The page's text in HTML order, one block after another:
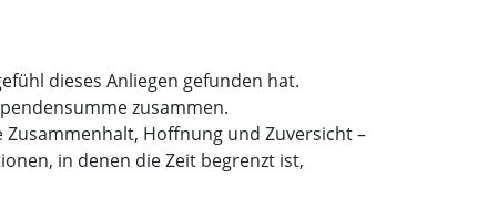
dieses Anliegen gefunden hat.
zusammen.
Zusammenhalt, Hoffnung und Zuversicht –
in denen die Zeit begrenzt ist,